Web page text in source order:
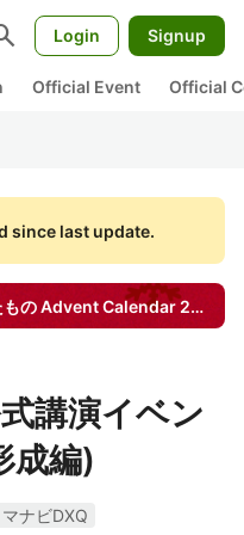
Login Signup
Official Event Official
since last update.
のAdvent Calendar 2024
講演イベン
成編)
マナビDXQ